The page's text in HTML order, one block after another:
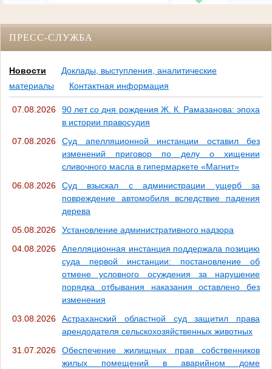
ПРЕСС-СЛУЖБА
Новости
Доклады, выступления, аналитические
материалы
Контактная информация
07.08.2026
90 лет со дня рождения Ж. К. Рамазанова: эпоха
в истории правосудия
07.08.2026
Суд апелляционной инстанции оставил без
изменений приговор по делу о хищении
сливочного масла в гипермаркете «Магнит»
06.08.2026
Суд взыскал с администрации ущерб за
повреждение автомобиля вследствие падения
дерева
05.08.2026
Установление административного надзора
04.08.2026
Апелляционная инстанция поддержала позицию
суда первой инстанции: постановление об
отмене условного осуждения за нарушение
порядка отбывания наказания оставлено без
изменения
03.08.2026
Астраханский областной суд защитил права
арендодателя сельскохозяйственных животных
31.07.2026
Обеспечение жилищных прав собственников
жилых помещений в аварийном доме